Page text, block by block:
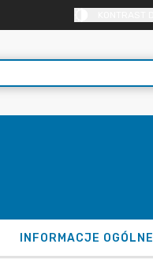
INFORMACJE OGÓLNE